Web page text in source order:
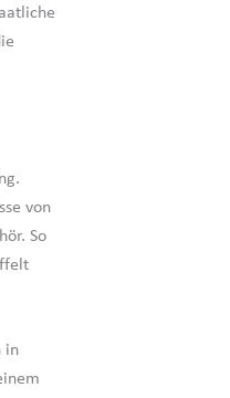
von
So
in